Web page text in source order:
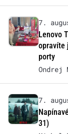
7.
Lenovo
opravíte
porty
Ondrej
7.
31)